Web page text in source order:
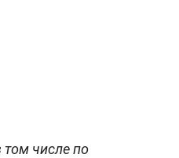
числе по